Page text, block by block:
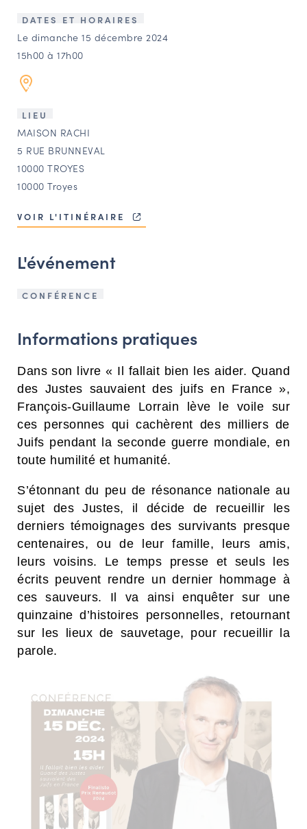
CONTACT
Agenda
Annuaire
Ressources
OFFRES D’EMPLOI ET DE STAGE
OUTILS EN LIGNE
Espace acteurs
PORTAIL CULTURE
Comité d'Histoire Régionale
Service Inventaire et Patrimoines de la Région Grand Est
Amateurs d’histoire et de patrimoine
Responsables de structures
Étudiants & chercheurs
DATES ET HORAIRES
Le dimanche 15 décembre 2024
15h00 à 17h00
LIEU
MAISON RACHI
5 RUE BRUNNEVAL
10000 TROYES
10000 Troyes
VOIR L'ITINÉRAIRE
L'événement
CONFÉRENCE
Informations pratiques
Dans son livre « Il fallait bien les aider. Quand
des Justes sauvaient des juifs en France »,
François-Guillaume Lorrain lève le voile sur
ces personnes qui cachèrent des milliers de
Juifs pendant la seconde guerre mondiale, en
toute humilité et humanité.
S’étonnant du peu de résonance nationale au
sujet des Justes, il décide de recueillir les
derniers témoignages des survivants presque
centenaires, ou de leur famille, leurs amis,
leurs voisins. Le temps presse et seuls les
écrits peuvent rendre un dernier hommage à
ces sauveurs. Il va ainsi enquêter sur une
quinzaine d’histoires personnelles, retournant
sur les lieux de sauvetage, pour recueillir la
parole.